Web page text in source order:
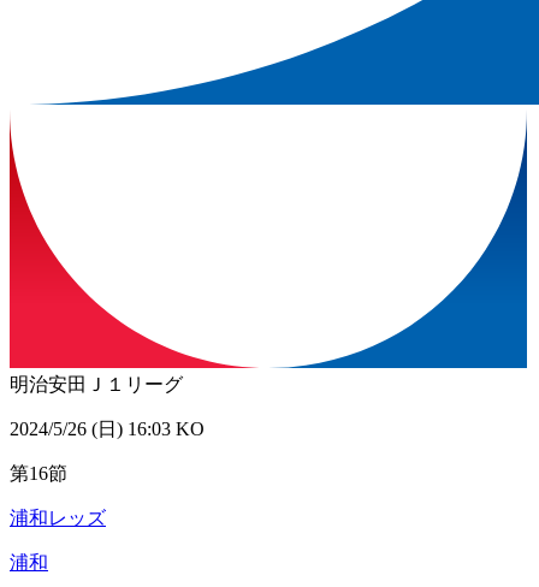
明治安田Ｊ１リーグ
2024/5/26 (日) 16:03 KO
第16節
浦和レッズ
浦和